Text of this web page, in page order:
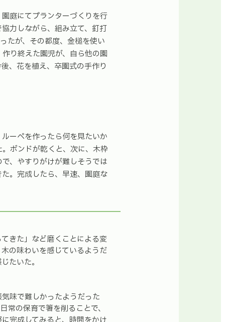
庭にてプランターづくりを行
力しながら、組み立て、釘打
たが、その都度、金槌を使い
り終えた園児が、自ら他の園
、花を植え、卒園式の手作り
ーペを作ったら何を見たいか
ボンドが乾くと、次に、木枠
、やすりがけが難しそうでは
。完成したら、早速、園庭な
きた」など磨くことによる変
の味わいを感じているようだ
たいた。
味で難しかったようだった
常の保育で箸を削ることで、